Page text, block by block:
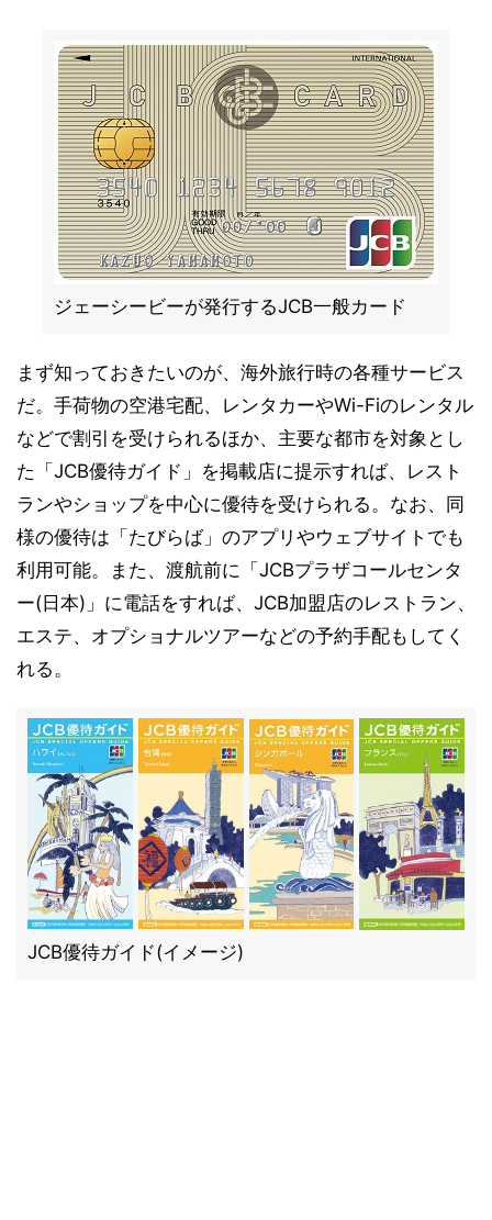
ジェーシービーが発行するJCB一般カード
まず知っておきたいのが、海外旅行時の各種サービス
だ。手荷物の空港宅配、レンタカーやWi-Fiのレンタル
などで割引を受けられるほか、主要な都市を対象とし
た「JCB優待ガイド」を掲載店に提示すれば、レスト
ランやショップを中心に優待を受けられる。なお、同
様の優待は「たびらば」のアプリやウェブサイトでも
利用可能。また、渡航前に「JCBプラザコールセンタ
ー(日本)」に電話をすれば、JCB加盟店のレストラン、
エステ、オプショナルツアーなどの予約手配もしてく
れる。
JCB優待ガイド(イメージ)